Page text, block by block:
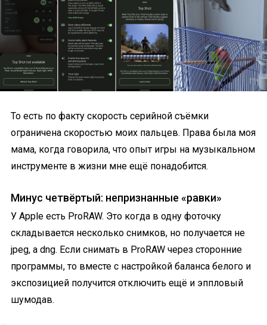
То есть по факту скорость серийной съёмки
ограничена скоростью моих пальцев. Права была моя
мама, когда говорила, что опыт игры на музыкальном
инструменте в жизни мне ещё понадобится.
Минус четвёртый: непризнанные «равки»
У Apple есть ProRAW. Это когда в одну фоточку
складывается несколько снимков, но получается не
jpeg, а dng. Если снимать в ProRAW через сторонние
программы, то вместе с настройкой баланса белого и
экспозицией получится отключить ещё и эппловый
шумодав.